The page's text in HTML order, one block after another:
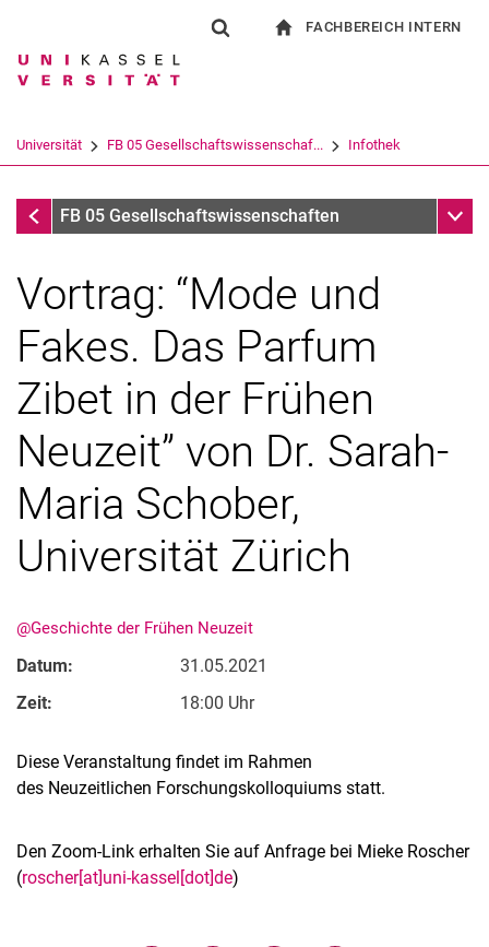
Springe direkt zu: Inhalt
Springe direkt zu: Suche
Springe direkt zu:
Suchbegriff
Suchen (öffnet externen Link in einem
FACHBEREICH INTERN
Universität FB 05 Gesellschaftswissenschaf... Infothek
InfothekFB 05 Gesellschaftswissenschaften
Alle Termine
Vortrag: “Mode und
Fakes. Das Parfum
Zibet in der Frühen
Neuzeit” von Dr. Sarah-
Maria Schober,
Universität Zürich
@Geschichte der Frühen Neuzeit
Datum:
31.05.2021
Zeit:
18:00 Uhr
Diese Veranstaltung findet im Rahmen
des Neuzeitlichen Forschungskolloquiums statt.
Den Zoom-Link erhalten Sie auf Anfrage bei Mieke Roscher
(roscher[at]uni-kassel[dot]de)